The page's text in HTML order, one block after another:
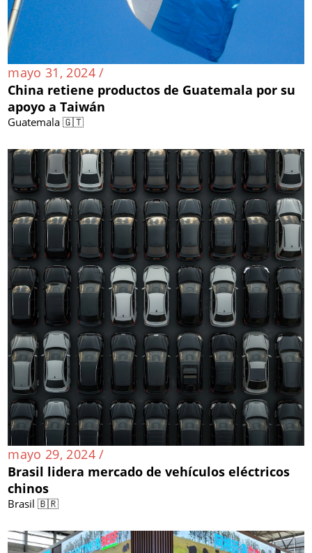
mayo 31, 2024 /
China retiene productos de Guatemala por su
apoyo a Taiwán
Guatemala 🇬🇹
mayo 29, 2024 /
Brasil lidera mercado de vehículos eléctricos
chinos
Brasil 🇧🇷